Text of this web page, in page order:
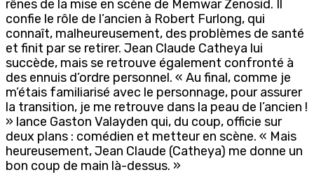
rênes de la mise en scène de Memwar Zenosid. Il
confie le rôle de l’ancien à Robert Furlong, qui
connaît, malheureusement, des problèmes de santé
et finit par se retirer. Jean Claude Catheya lui
succède, mais se retrouve également confronté à
des ennuis d’ordre personnel. « Au final, comme je
m’étais familiarisé avec le personnage, pour assurer
la transition, je me retrouve dans la peau de l’ancien !
» lance Gaston Valayden qui, du coup, officie sur
deux plans : comédien et metteur en scène. « Mais
heureusement, Jean Claude (Catheya) me donne un
bon coup de main là-dessus. »